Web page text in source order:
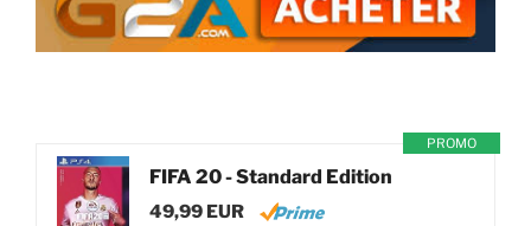
PROMO
FIFA 20 - Standard Edition
49,99 EUR